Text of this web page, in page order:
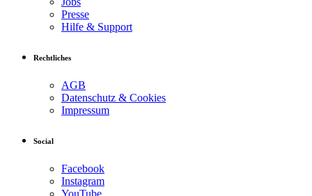
Presse
Hilfe & Support
Rechtliches
AGB
Datenschutz & Cookies
Impressum
Social
Facebook
Instagram